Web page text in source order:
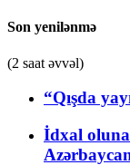
Son yenilənmə
(2 saat əvvəl)
“Qışda
İdxal